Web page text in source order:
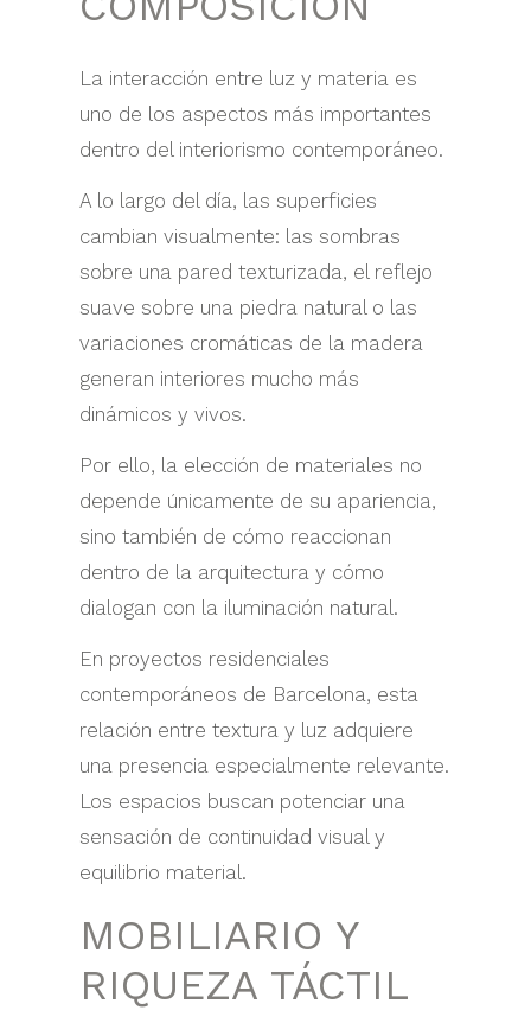
La interacción entre luz y materia es
uno de los aspectos más importantes
dentro del interiorismo contemporáneo.
A lo largo del día, las superficies
cambian visualmente: las sombras
sobre una pared texturizada, el reflejo
suave sobre una piedra natural o las
variaciones cromáticas de la madera
generan interiores mucho más
dinámicos y vivos.
Por ello, la elección de materiales no
depende únicamente de su apariencia,
sino también de cómo reaccionan
dentro de la arquitectura y cómo
dialogan con la iluminación natural.
En proyectos residenciales
contemporáneos de Barcelona, esta
relación entre textura y luz adquiere
una presencia especialmente relevante.
Los espacios buscan potenciar una
sensación de continuidad visual y
equilibrio material.
MOBILIARIO Y
RIQUEZA TÁCTIL